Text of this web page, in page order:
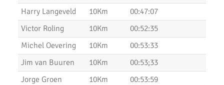
Uitslagen Weekend 15 November 2019
Zilveren Turfloop 2019
Uitslagen 30e RunX Haarlem Cross Circuit
Marathon Weekend 2019
Harry Langeveld
10Km
00:47:07
Victor Roling
10Km
00:52:35
Michel Oevering
10Km
00:53:33
Jim van Buuren
10Km
00:53;33
Jorge Groen
10Km
00:53:59